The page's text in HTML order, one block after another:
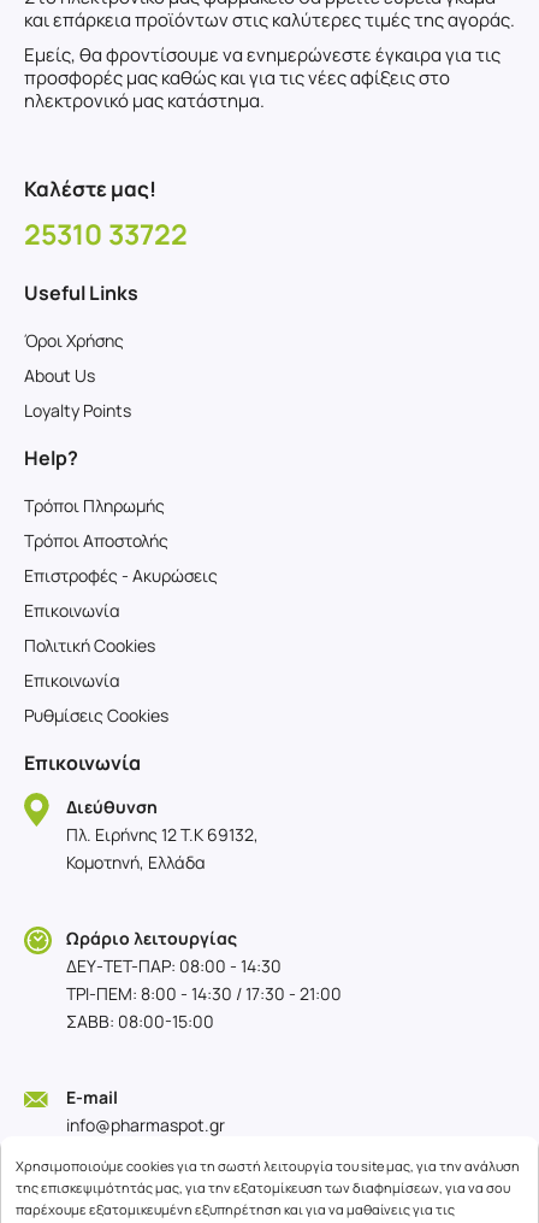
και επάρκεια προϊόντων στις καλύτερες τιμές της αγοράς.
Εμείς, θα φροντίσουμε να ενημερώνεστε έγκαιρα για τις
προσφορές μας καθώς και για τις νέες αφίξεις στο
ηλεκτρονικό μας κατάστημα.
Καλέστε μας!
25310 33722
Useful Links
Όροι Χρήσης
About Us
Loyalty Points
Help?
Τρόποι Πληρωμής
Τρόποι Αποστολής
Επιστροφές - Ακυρώσεις
Επικοινωνία
Πολιτική Cookies
Επικοινωνία
Ρυθμίσεις Cookies
Επικοινωνία
Διεύθυνση
Πλ. Ειρήνης 12 T.K 69132,
Κομοτηνή, Ελλάδα
Ωράριο λειτουργίας
ΔΕΥ-TET-ΠΑΡ: 08:00 - 14:30
ΤΡΙ-ΠΕΜ: 8:00 - 14:30 / 17:30 - 21:00
ΣΑΒΒ: 08:00-15:00
E-mail
info@pharmaspot.gr
Χρησιμοποιούμε cookies για τη σωστή λειτουργία του site μας, για την ανάλυση
της επισκεψιμότητάς μας, για την εξατομίκευση των διαφημίσεων, για να σου
παρέχουμε εξατομικευμένη εξυπηρέτηση και για να μαθαίνεις για τις